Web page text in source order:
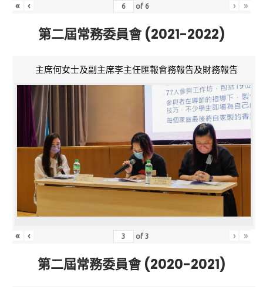
« ‹ of 6 › »
第二屆常務委員會 (2021-2022)
主席何女士及副主席李主任匯報會務報告及財務報告
« ‹ of3 › »
第二屆常務委員會 (2020-2021)